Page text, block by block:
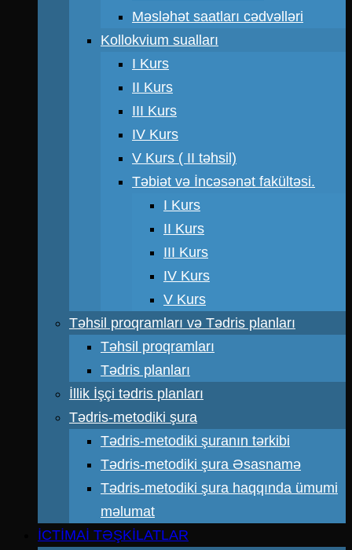
Məsləhət saatları cədvəlləri
Kollokvium sualları
I Kurs
II Kurs
III Kurs
IV Kurs
V Kurs ( II təhsil)
Təbiət və İncəsənət fakültəsi.
I Kurs
II Kurs
III Kurs
IV Kurs
V Kurs
Təhsil proqramları və Tədris planları
Təhsil proqramları
Tədris planları
İllik İşçi tədris planları
Tədris-metodiki şura
Tədris-metodiki şuranın tərkibi
Tədris-metodiki şura Əsasnamə
Tədris-metodiki şura haqqında ümumi
məlumat
İCTİMAİ TƏŞKİLATLAR